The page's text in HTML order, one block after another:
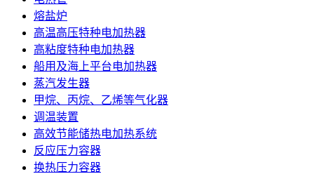
熔盐炉
高温高压特种电加热器
高粘度特种电加热器
船用及海上平台电加热器
蒸汽发生器
甲烷、丙烷、乙烯等气化器
调温装置
高效节能储热电加热系统
反应压力容器
换热压力容器